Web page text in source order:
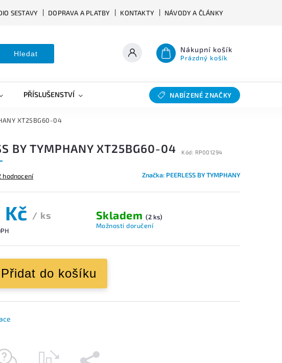
SESTAVY DOPRAVA A PLATBY KONTAKTY NÁVODY A ČLÁNKY
Hledat Nákupní košík
Prázdný košík
PŘÍSLUŠENSTVÍ SLEVY BAZAR
NABÍZENÉ ZNAČKY
XT25BG60-04
BY TYMPHANY XT25BG60-04 Kód: RP001294
hodnocení Značka: PEERLESS BY TYMPHANY
/ ks Skladem (2 ks)
Možnosti doručení
Přidat do košíku